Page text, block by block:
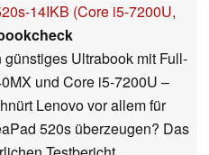
14IKB (Core i5-7200U,
günstiges Ultrabook mit Full-
und Core i5-7200U –
Lenovo vor allem für
520s überzeugen? Das